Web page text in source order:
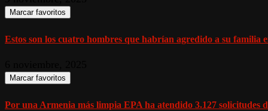
Marcar favoritos
Estos son los cuatro hombres que habrían agredido a su familia
Marcar favoritos
Por una Armenia más limpia EPA ha atendido 3.127 solicitudes